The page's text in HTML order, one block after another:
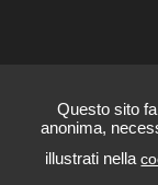
p.iva06142770483
Questo sito
anonima,
illustrati nella